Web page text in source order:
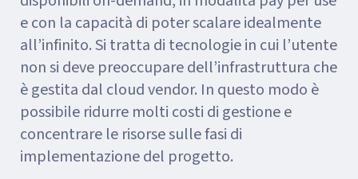
e con la capacità di poter scalare idealmente
all’infinito. Si tratta di tecnologie in cui l’utente
non si deve preoccupare dell’infrastruttura che
è gestita dal cloud vendor. In questo modo è
possibile ridurre molti costi di gestione e
concentrare le risorse sulle fasi di
implementazione del progetto.